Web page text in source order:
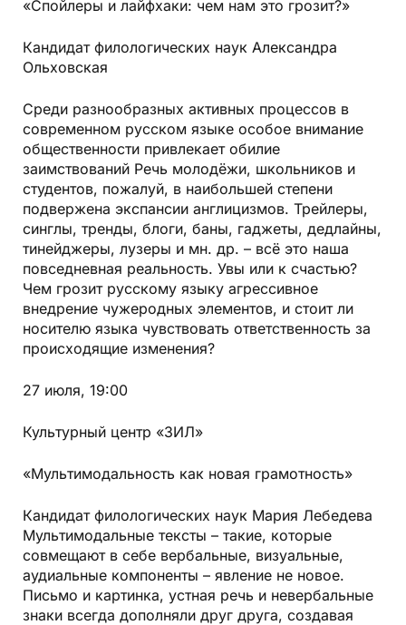
«Спойлеры и лайфхаки: чем нам это грозит?»
Кандидат филологических наук Александра
Ольховская
Среди разнообразных активных процессов в
современном русском языке особое внимание
общественности привлекает обилие
заимствований Речь молодёжи, школьников и
студентов, пожалуй, в наибольшей степени
подвержена экспансии англицизмов. Трейлеры,
синглы, тренды, блоги, баны, гаджеты, дедлайны,
тинейджеры, лузеры и мн. др. – всё это наша
повседневная реальность. Увы или к счастью?
Чем грозит русскому языку агрессивное
внедрение чужеродных элементов, и стоит ли
носителю языка чувствовать ответственность за
происходящие изменения?
27 июля, 19:00
Культурный центр «ЗИЛ»
«Мультимодальность как новая грамотность»
Кандидат филологических наук Мария Лебедева
Мультимодальные тексты – такие, которые
совмещают в себе вербальные, визуальные,
аудиальные компоненты – явление не новое.
Письмо и картинка, устная речь и невербальные
знаки всегда дополняли друг друга, создавая